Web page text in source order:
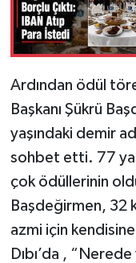
Ardından ödül
Başkanı Şükrü
yaşındaki demir
sohbet etti. 77
çok ödüllerinin
Başdeğirmen, 32
azmi için
Dıbı’da ,